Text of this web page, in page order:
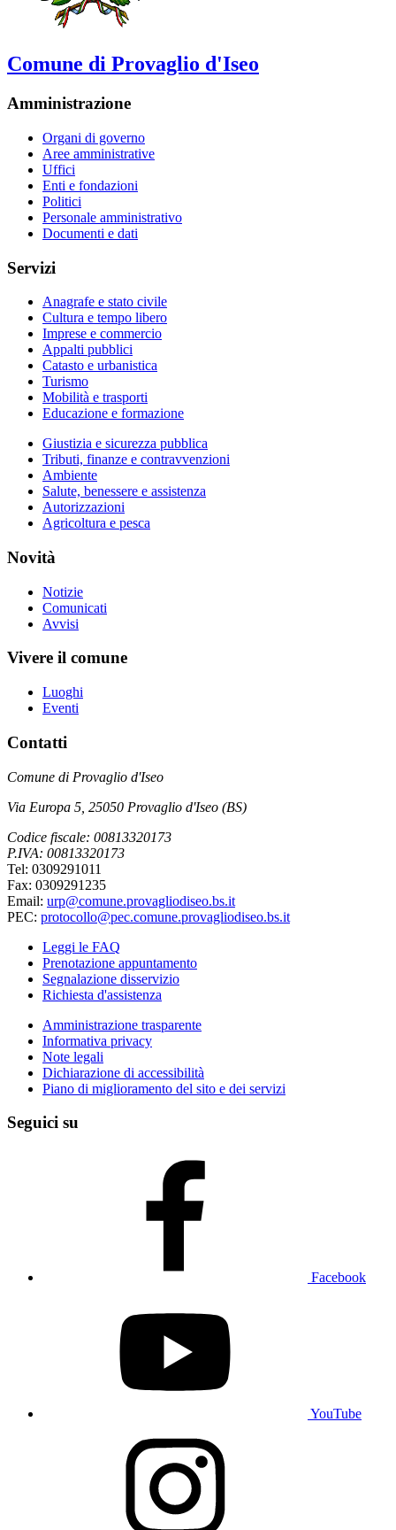
Comune di Provaglio d'Iseo
Amministrazione
Organi di governo
Aree amministrative
Uffici
Enti e fondazioni
Politici
Personale amministrativo
Documenti e dati
Servizi
Anagrafe e stato civile
Cultura e tempo libero
Imprese e commercio
Appalti pubblici
Catasto e urbanistica
Turismo
Mobilità e trasporti
Educazione e formazione
Giustizia e sicurezza pubblica
Tributi, finanze e contravvenzioni
Ambiente
Salute, benessere e assistenza
Autorizzazioni
Agricoltura e pesca
Novità
Notizie
Comunicati
Avvisi
Vivere il comune
Luoghi
Eventi
Contatti
Comune di Provaglio d'Iseo
Via Europa 5, 25050 Provaglio d'Iseo (BS)
Codice fiscale: 00813320173
P.IVA: 00813320173
Tel: 0309291011
Fax: 0309291235
Email: urp@comune.provagliodiseo.bs.it
PEC: protocollo@pec.comune.provagliodiseo.bs.it
Leggi le FAQ
Prenotazione appuntamento
Segnalazione disservizio
Richiesta d'assistenza
Amministrazione trasparente
Informativa privacy
Note legali
Dichiarazione di accessibilità
Piano di miglioramento del sito e dei servizi
Seguici su
Facebook
YouTube